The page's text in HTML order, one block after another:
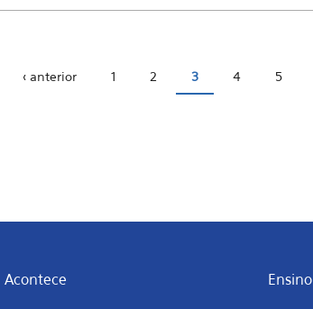
‹ anterior 1 2 3 4 5
Acontece Ensino